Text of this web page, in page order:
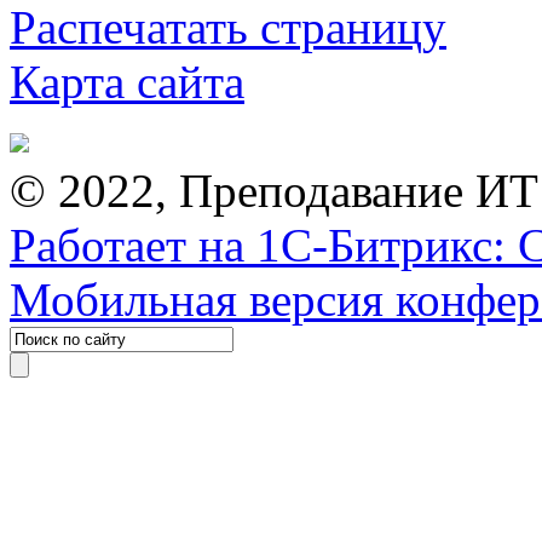
Распечатать страницу
Карта сайта
© 2022, Преподавание
Работает на 1С-Битрикс:
Мобильная версия